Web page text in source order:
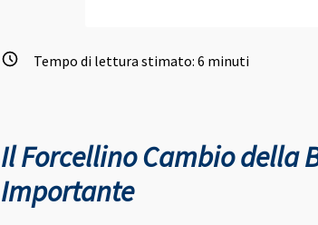
Tempo di lettura stimato: 6 minuti
Il Forcellino Cambio della
Importante